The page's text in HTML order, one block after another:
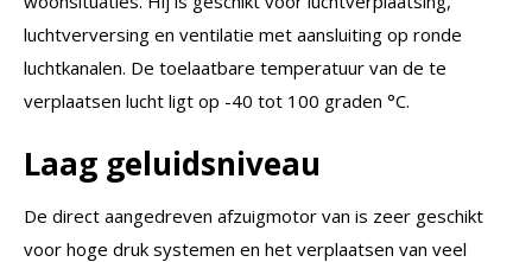
luchtverversing en ventilatie met aansluiting op ronde
luchtkanalen. De toelaatbare temperatuur van de te
verplaatsen lucht ligt op -40 tot 100 graden °C.
Laag geluidsniveau
De direct aangedreven afzuigmotor van is zeer geschikt
voor hoge druk systemen en het verplaatsen van veel